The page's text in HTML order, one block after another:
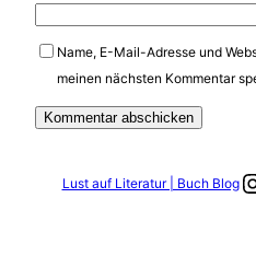
Name, E-Mail-Adresse und
meinen nächsten Kommentar
Lust auf Literatur | Buch Blog